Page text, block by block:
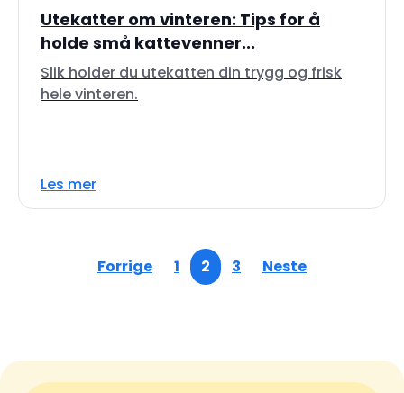
Utekatter om vinteren: Tips for å
holde små kattevenner...
Slik holder du utekatten din trygg og frisk
hele vinteren.
Les mer
Forrige 1 2 3 Neste